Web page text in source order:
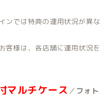
ンでは特典の運用状況が異な
客様は、各店舗に運用状況を
マルチケース ／フォト